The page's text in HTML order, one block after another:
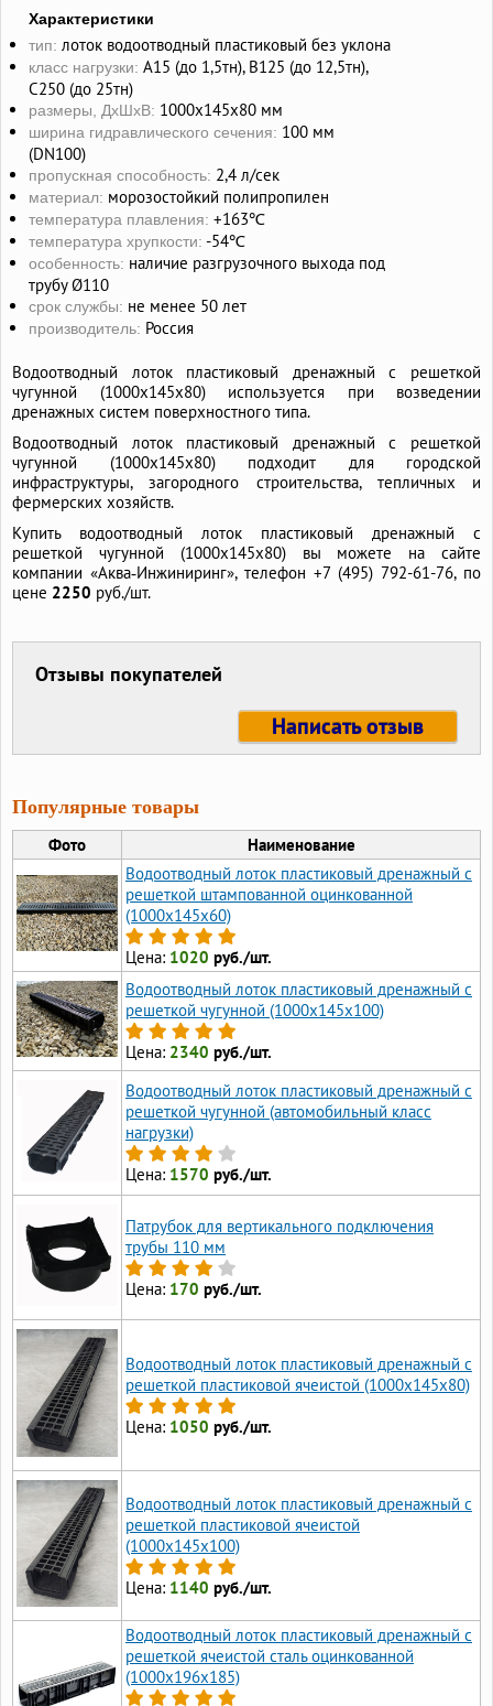
Характеристики
тип: лоток водоотводный пластиковый без уклона
класс нагрузки: А15 (до 1,5тн), В125 (до 12,5тн),
С250 (до 25тн)
размеры, ДхШхВ: 1000х145х80 мм
ширина гидравлического сечения: 100 мм
(DN100)
пропускная способность: 2,4 л/сек
материал: морозостойкий полипропилен
температура плавления: +163℃
температура хрупкости: -54℃
особенность: наличие разгрузочного выхода под
трубу Ø110
срок службы: не менее 50 лет
производитель: Россия
Водоотводный лоток пластиковый дренажный с решеткой
чугунной (1000x145x80) используется при возведении
дренажных систем поверхностного типа.
Водоотводный лоток пластиковый дренажный с решеткой
чугунной (1000x145x80) подходит для городской
инфраструктуры, загородного строительства, тепличных и
фермерских хозяйств.
Купить водоотводный лоток пластиковый дренажный с
решеткой чугунной (1000x145x80) вы можете на сайте
компании «Аква‑Инжиниринг», телефон +7 (495) 792-61-76, по
цене 2250 руб./шт.
Отзывы покупателей
Написать отзыв
Популярные товары
Фото
Наименование
Водоотводный лоток пластиковый дренажный с
решеткой штампованной оцинкованной
(1000x145x60)
Цена: 1020 руб./шт.
Водоотводный лоток пластиковый дренажный с
решеткой чугунной (1000x145x100)
Цена: 2340 руб./шт.
Водоотводный лоток пластиковый дренажный с
решеткой чугунной (автомобильный класс
нагрузки)
Цена: 1570 руб./шт.
Патрубок для вертикального подключения
трубы 110 мм
Цена: 170 руб./шт.
Водоотводный лоток пластиковый дренажный с
решеткой пластиковой ячеистой (1000x145x80)
Цена: 1050 руб./шт.
Водоотводный лоток пластиковый дренажный с
решеткой пластиковой ячеистой
(1000x145x100)
Цена: 1140 руб./шт.
Водоотводный лоток пластиковый дренажный с
решеткой ячеистой сталь оцинкованной
(1000x196x185)